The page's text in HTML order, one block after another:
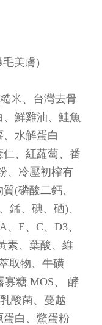
毛美膚)
米、台灣去骨
鮮雞油、鮭魚
水解蛋白
、紅蘿蔔、番
、冷壓初榨有
(磷酸二鈣、
錳、碘、硒)、
E、C、D3、
素、葉酸、維
取物、牛磺
寡糖 MOS、 酵
酸菌、蔓越
白、鱉蛋粉